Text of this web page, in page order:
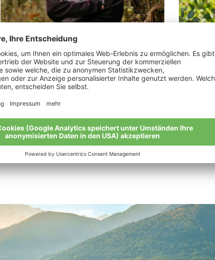
Tappeiner Elisabeth
„Wieder zurück zu den Wurzeln mit Äpfeln
und Gemüse.“
Meine Geschichte
„Von
Meine
Alle Bio-Bauern im Überblick